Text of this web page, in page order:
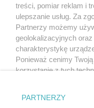
ekkore (2019-06-14 12:21)
Dżani czy po upieczeniu
glutowatą konsystencje -
to ja źle rozmieszałam.
jem coś oślizgłego,
całkowicie kłóci mi się z
które są relatywnie
treści, pomiar reklam i
ulepszanie usług. Za
Partnerzy możemy
geolokalizacyjnych
charakterystykę
Ponieważ cenimy
korzystanie z tych
zmienić/wycofać
znajdujący się w
PARTNERZY